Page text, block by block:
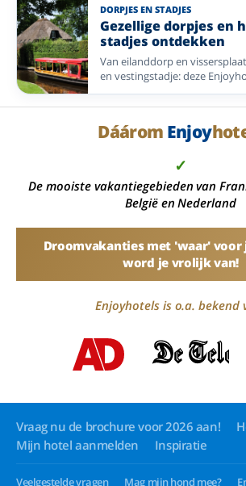
DORPJES EN STADJES
Gezellige dorpjes en
stadjes ontdekken
Van eilanddorp en
en vestingstadje: deze
voor een sfeervolle
Dáárom Enjoy
✓
De mooiste vakantiegebieden van
België en Nederland
Droomvakanties met 'waar' voor
word je vrolijk van!
Enjoyhotels is o.a. bekend
Vraag nu de brochure voor 2026 aan!
Mijn hotel aanmelden
Inspiratie
Veelgestelde vragen Mag mijn hond mee?